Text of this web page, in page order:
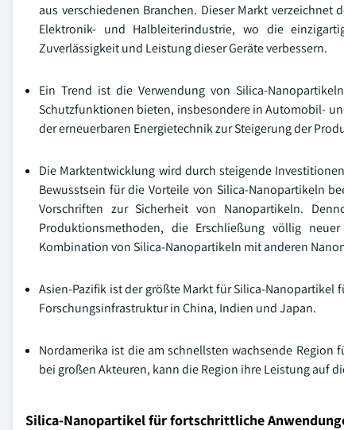
aus verschiedenen Branchen. Dieser Markt
Elektronik- und Halbleiterindustrie, wo die
Zuverlässigkeit und Leistung dieser Geräte verbessern.
Ein Trend ist die Verwendung von Silica-
Schutzfunktionen bieten, insbesondere in Automobil-
der erneuerbaren Energietechnik zur Steigerung der
Die Marktentwicklung wird durch steigende
Bewusstsein für die Vorteile von Silica-Nanopartikeln
Vorschriften zur Sicherheit von Nanopartikeln.
Produktionsmethoden, die Erschließung völlig
Kombination von Silica-Nanopartikeln mit anderen
Asien-Pazifik ist der größte Markt für Silica-
Forschungsinfrastruktur in China, Indien und Japan.
Nordamerika ist die am schnellsten wachsende
bei großen Akteuren, kann die Region ihre Leistung auf
Silica-Nanopartikel für fortschrittliche